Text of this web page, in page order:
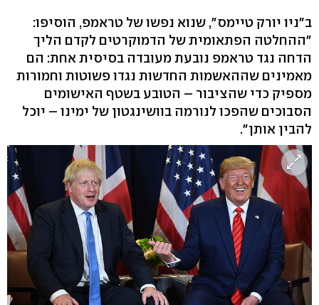
ב"ניו יורק טיימס", שנוא נפשו של טראמפ, הוסיפו:
"ההחלטה הפתאומית של הדמוקרטים לקדם הליך
הדחה נגד טראמפ נובעת מעובדה בסיסית אחת: הם
מאמינים שההאשמות החדשות נגדו פשוטות וחמורות
מספיק כדי שהציבור – הטובע בשטף האישומים
הסבוכים שהפכו לנורמה בוושינגטון של ימינו – יוכל
להבין אותן".